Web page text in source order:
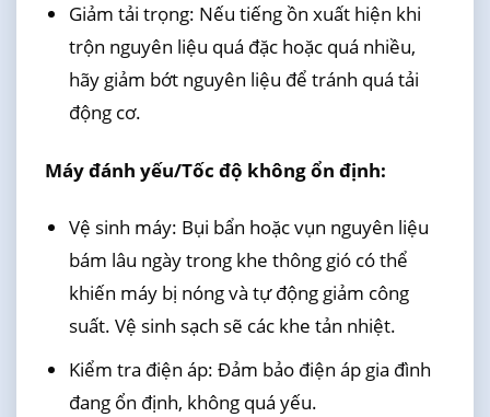
Giảm tải trọng: Nếu tiếng ồn xuất hiện khi
trộn nguyên liệu quá đặc hoặc quá nhiều,
hãy giảm bớt nguyên liệu để tránh quá tải
động cơ.
Máy đánh yếu/Tốc độ không ổn định:
Vệ sinh máy: Bụi bẩn hoặc vụn nguyên liệu
bám lâu ngày trong khe thông gió có thể
khiến máy bị nóng và tự động giảm công
suất. Vệ sinh sạch sẽ các khe tản nhiệt.
Kiểm tra điện áp: Đảm bảo điện áp gia đình
đang ổn định, không quá yếu.